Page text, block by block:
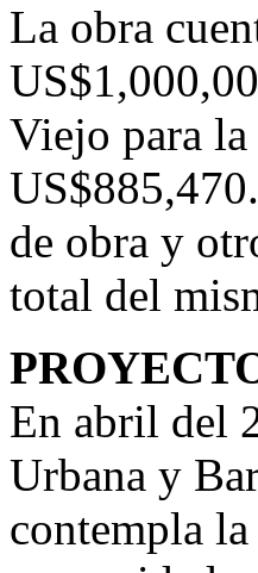
La obra
Viejo para la
de obra y
total del
En abril del
Urbana y
contempla